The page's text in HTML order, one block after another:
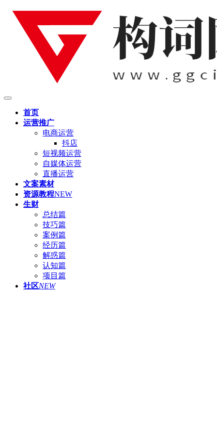
首页
运营推广
电商运营
抖店
短视频运营
自媒体运营
直播运营
文案素材
资源教程NEW
生财
总结篇
技巧篇
案例篇
经历篇
解惑篇
认知篇
项目篇
社区NEW